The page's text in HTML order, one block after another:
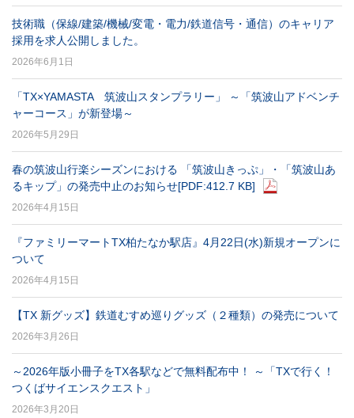
2026年6月1日
技術職（保線/建築/機械/変電・電力/鉄道信号・通信）のキャリア
採用を求人公開しました。
2026年5月29日
「TX×YAMASTA 筑波山スタンプラリー」 ～「筑波山アドベンチ
ャーコース」が新登場～
2026年4月15日
春の筑波山行楽シーズンにおける 「筑波山きっぷ」・「筑波山あ
るキップ」の発売中止のお知らせ[PDF:412.7 KB]
2026年4月15日
『ファミリーマートTX柏たなか駅店』4月22日(水)新規オープンに
ついて
2026年3月26日
【TX 新グッズ】鉄道むすめ巡りグッズ（２種類）の発売について
2026年3月20日
～2026年版小冊子をTX各駅などで無料配布中！ ～「TXで行く！
つくばサイエンスクエスト」